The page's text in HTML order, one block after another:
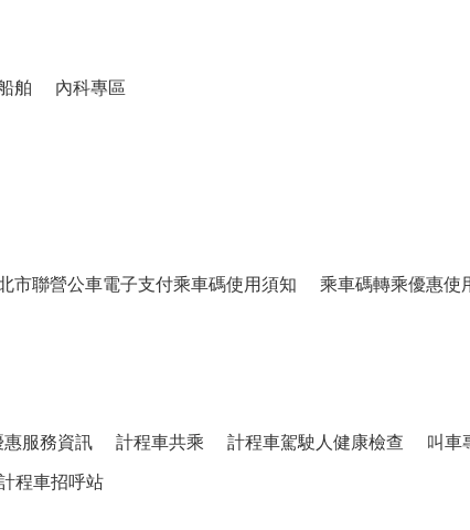
舶 內科專區
市聯營公車電子支付乘車碼使用須知 乘車碼轉乘優惠使
服務資訊 計程車共乘 計程車駕駛人健康檢查 叫車
程車招呼站